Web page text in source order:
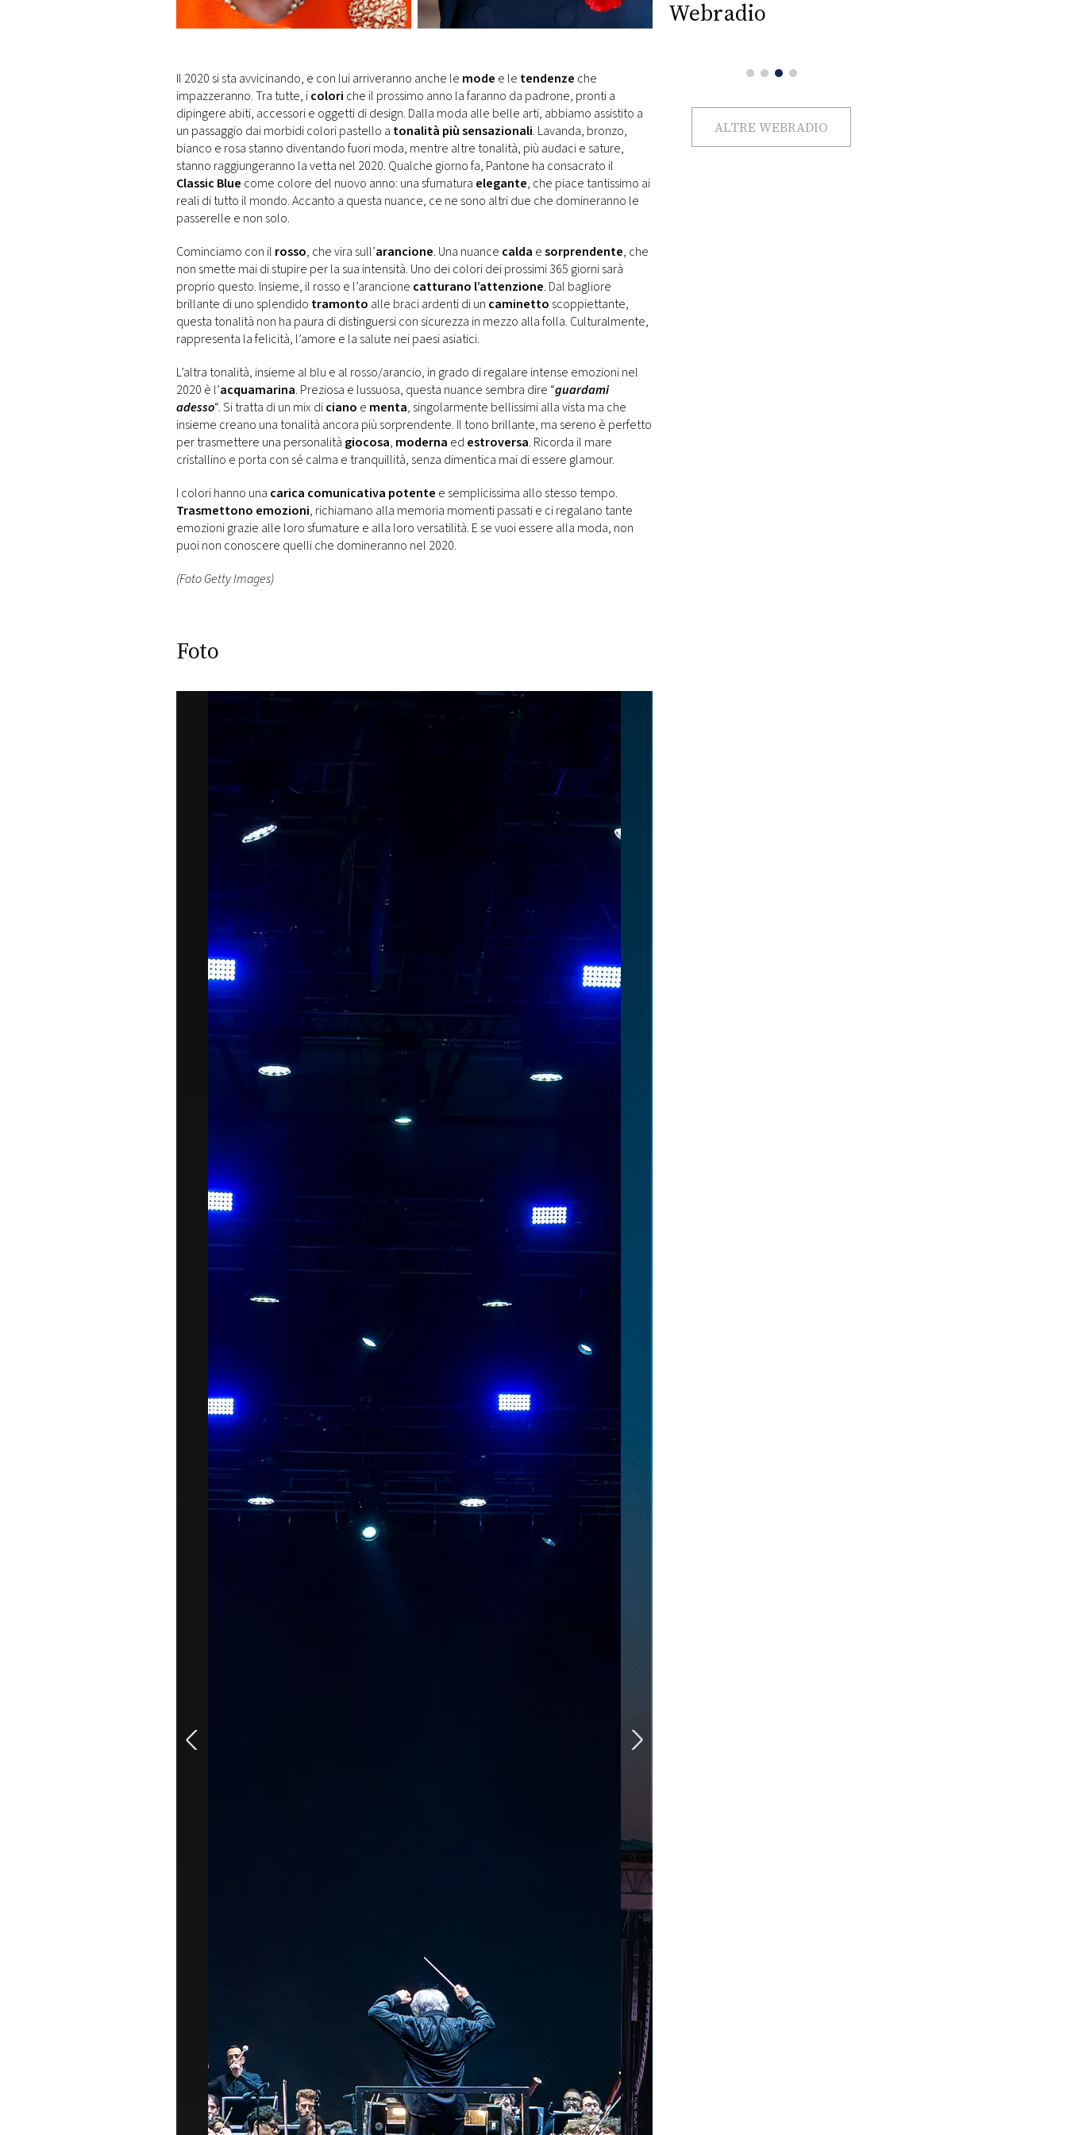
MONACO
RMC
CONSIGLIA
Il 2020 si sta avvicinando, e con lui arriveranno anche le mode e le tendenze che
impazzeranno. Tra tutte, icolori che il prossimo anno la faranno da padrone, pronti a
dipingere abiti, accessori e oggetti di design. Dalla moda alle belle arti, abbiamo assistito a
un passaggio dai morbidi colori pastello a tonalità più sensazionali. Lavanda, bronzo,
bianco e rosa stanno diventando fuori moda, mentre altre tonalità, più audaci e sature,
stanno raggiungeranno la vetta nel 2020. Qualche giorno fa, Pantone ha consacrato il
Classic Blue come colore del nuovo anno: una sfumatura elegante, che piace tantissimo ai
reali di tutto il mondo. Accanto a questa nuance, ce ne sono altri due che domineranno le
passerelle e non solo.
Cominciamo con il rosso, che vira sull’arancione. Una nuance calda esorprendente, che
non smette mai di stupire per la sua intensità. Uno dei colori dei prossimi 365 giorni sarà
proprio questo. Insieme, il rosso e l’arancione catturano l’attenzione. Dal bagliore
brillante di uno splendido tramonto alle braci ardenti di un caminetto scoppiettante,
questa tonalità non ha paura di distinguersi con sicurezza in mezzo alla folla. Culturalmente,
rappresenta la felicità, l’amore e la salute nei paesi asiatici.
L’altra tonalità, insieme al blu e al rosso/arancio, in grado di regalare intense emozioni nel
2020 è l’acquamarina. Preziosa e lussuosa, questa nuance sembra dire “guardami
adesso“. Si tratta di un mix diciano e menta, singolarmente bellissimi alla vista ma che
insieme creano una tonalità ancora più sorprendente. Il tono brillante, ma sereno è perfetto
per trasmettere una personalità giocosa, moderna ed estroversa. Ricorda il mare
cristallino e porta con sé calma e tranquillità, senza dimentica mai di essere glamour.
I colori hanno una carica comunicativa potente e semplicissima allo stesso tempo.
Trasmettono emozioni, richiamano alla memoria momenti passati e ci regalano tante
emozioni grazie alle loro sfumature e alla loro versatilità. E se vuoi essere alla moda, non
puoi non conoscere quelli che domineranno nel 2020.
(Foto Getty Images)
Foto
Webradio
ALTRE WEBRADIO